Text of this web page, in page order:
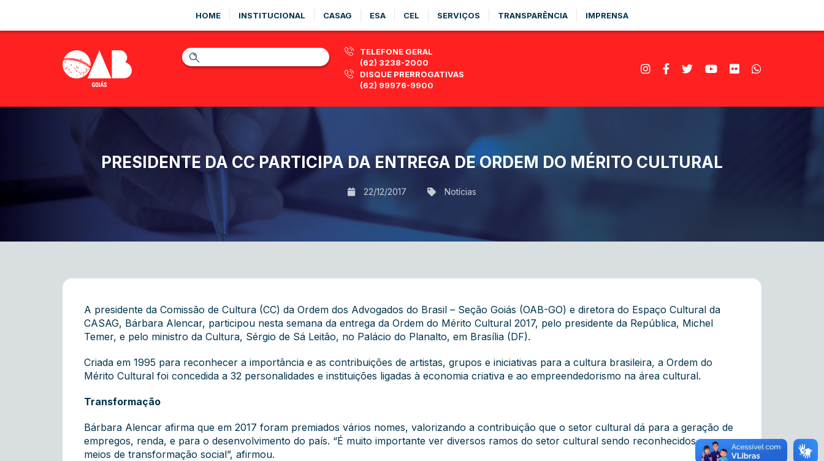
HOME INSTITUCIONAL CASAG ESA CEL SERVIÇOS TRANSPARÊNCIA IMPRENSA
TELEFONE GERAL
(62) 3238-2000
DISQUE PRERROGATIVAS
(62) 99976-9900
PRESIDENTE DA CC PARTICIPA DA ENTREGA DE ORDEM DO MÉRITO CULTURAL
22/12/2017 Notícias
A presidente da Comissão de Cultura (CC) da Ordem dos Advogados do Brasil – Seção Goiás (OAB-GO) e diretora do Espaço Cultural da
CASAG, Bárbara Alencar, participou nesta semana da entrega da Ordem do Mérito Cultural 2017, pelo presidente da República, Michel
Temer, e pelo ministro da Cultura, Sérgio de Sá Leitão, no Palácio do Planalto, em Brasília (DF).
Criada em 1995 para reconhecer a importância e as contribuições de artistas, grupos e iniciativas para a cultura brasileira, a Ordem do
Mérito Cultural foi concedida a 32 personalidades e instituições ligadas à economia criativa e ao empreendedorismo na área cultural.
Transformação
Bárbara Alencar afirma que em 2017 foram premiados vários nomes, valorizando a contribuição que o setor cultural dá para a geração de
empregos, renda, e para o desenvolvimento do país. “É muito importante ver diversos ramos do setor cultural sendo reconhecidos como
meios de transformação social”, afirmou.